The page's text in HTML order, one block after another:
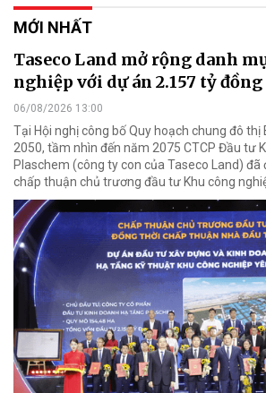
MỚI NHẤT
Taseco Land mở rộng danh
nghiệp với dự án 2.157 tỷ
06/08/2026 13:00
Tại Hội nghị công bố Quy hoạch chung đô thị
2050, tầm nhìn đến năm 2075 CTCP Đầu tư
Plaschem (công ty con của Taseco Land)
chấp thuận chủ trương đầu tư Khu công